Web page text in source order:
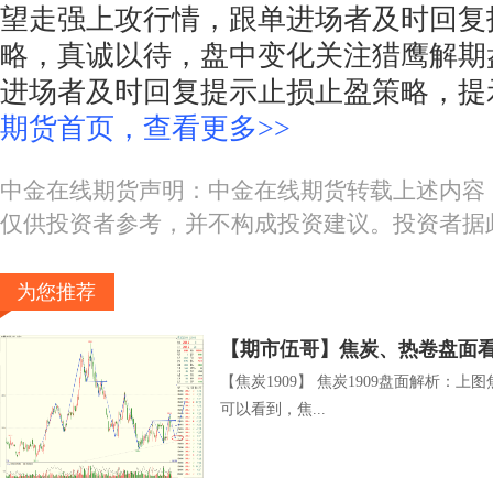
望走强上攻行情，跟单进场者及时回
略，真诚以待，盘中变化关注猎鹰解
进场者及时回复提示止损止盈策略，
期货首页，查看更多>>
中金在线期货声明：中金在线期货转载上述内
仅供投资者参考，并不构成投资建议。投资者
为您推荐
【期市伍哥】焦炭、热卷盘面
【焦炭1909】 焦炭1909盘面解析：上
可以看到，焦...